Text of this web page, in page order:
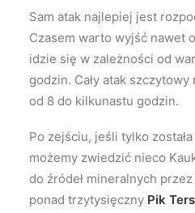
Sam atak najlepiej jest
Czasem warto wyjść nawet
idzie się w zależności od
godzin. Cały atak szczytowy
od 8 do kilkunastu godzin.
Po zejściu, jeśli tylko
możemy zwiedzić nieco
do źródeł mineralnych
ponad trzytysięczny Pik